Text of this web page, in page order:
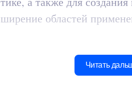
областей
Читать